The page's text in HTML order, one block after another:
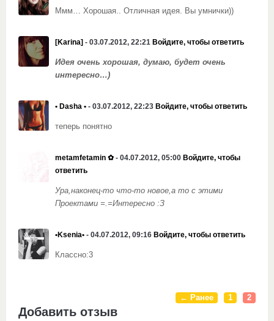
Ммм… Хорошая.. Отличная идея. Вы умнички))
[Karina] - 03.07.2012, 22:21 Войдите, чтобы ответить
Идея очень хорошая, думаю, будет очень
интересно…)
• Dasha • - 03.07.2012, 22:23 Войдите, чтобы ответить
теперь понятно
metamfetamin ✿ - 04.07.2012, 05:00 Войдите, чтобы
ответить
Ура,наконец-то что-то новое,а то с этими
Проектами =.=Интересно :З
•Ksenia• - 04.07.2012, 09:16 Войдите, чтобы ответить
Классно:3
← Ранее 1 2
Добавить отзыв